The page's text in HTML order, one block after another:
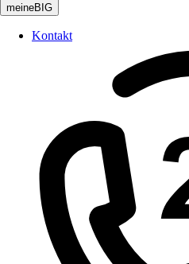
meineBIG
Kontakt